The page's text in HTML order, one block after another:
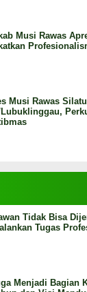
Musi Rawas
Musi Rawas
Lubuklinggau,
Tidak Bisa
Tugas
Menjadi Bagian